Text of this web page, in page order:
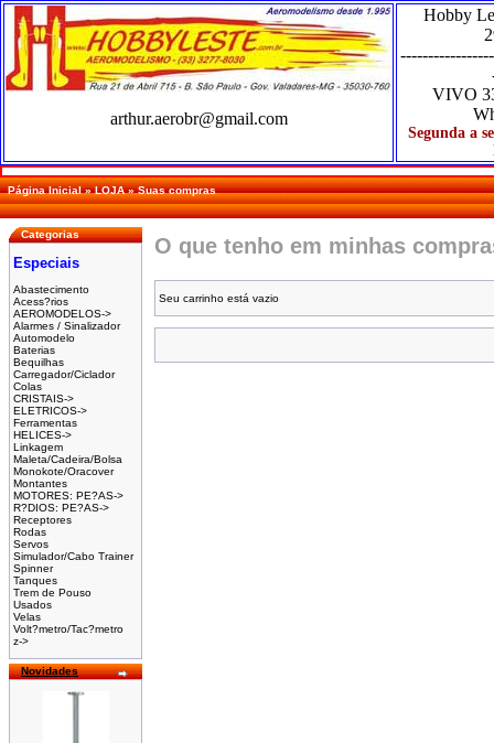
arthur.aerobr@gmail.com
Hobby
VIVO
Segunda a
Página Inicial»LOJA»Suas compras
Categorias
Especiais
Abastecimento
Acess?rios
AEROMODELOS->
Alarmes / Sinalizador
Automodelo
Baterias
Bequilhas
Carregador/Ciclador
Colas
CRISTAIS->
ELETRICOS->
Ferramentas
HELICES->
Linkagem
Maleta/Cadeira/Bolsa
Monokote/Oracover
Montantes
MOTORES: PE?AS->
R?DIOS: PE?AS->
Receptores
Rodas
Servos
Simulador/Cabo Trainer
Spinner
Tanques
Trem de Pouso
Usados
Velas
Volt?metro/Tac?metro
z->
Novidades
O que tenho em minhas
Seu carrinho está vazio